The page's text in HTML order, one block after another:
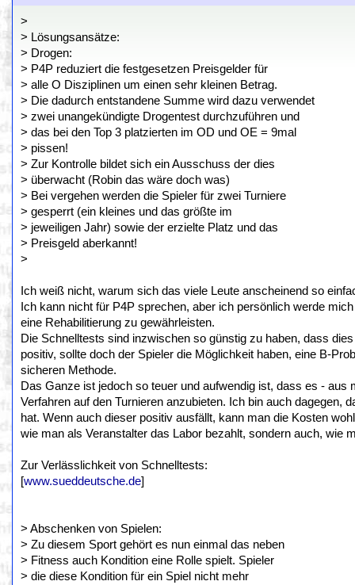
>
> Lösungsansätze:
> Drogen:
> P4P reduziert die festgesetzen Preisgelder für
> alle O Disziplinen um einen sehr kleinen Betrag.
> Die dadurch entstandene Summe wird dazu verwendet
> zwei unangekündigte Drogentest durchzuführen und
> das bei den Top 3 platzierten im OD und OE = 9mal
> pissen!
> Zur Kontrolle bildet sich ein Ausschuss der dies
> überwacht (Robin das wäre doch was)
> Bei vergehen werden die Spieler für zwei Turniere
> gesperrt (ein kleines und das größte im
> jeweiligen Jahr) sowie der erzielte Platz und das
> Preisgeld aberkannt!
>
Ich weiß nicht, warum sich das viele Leute anscheinend so
Ich kann nicht für P4P sprechen, aber ich persönlich werde
eine Rehabilitierung zu gewährleisten.
Die Schnelltests sind inzwischen so günstig zu haben, dass
positiv, sollte doch der Spieler die Möglichkeit haben, eine B-
sicheren Methode.
Das Ganze ist jedoch so teuer und aufwendig ist, dass es -
Verfahren auf den Turnieren anzubieten. Ich bin auch dagegen,
hat. Wenn auch dieser positiv ausfällt, kann man die Kosten
wie man als Veranstalter das Labor bezahlt, sondern auch, wie
Zur Verlässlichkeit von Schnelltests:
[www.sueddeutsche.de]
> Abschenken von Spielen:
> Zu diesem Sport gehört es nun einmal das neben
> Fitness auch Kondition eine Rolle spielt. Spieler
> die diese Kondition für ein Spiel nicht mehr